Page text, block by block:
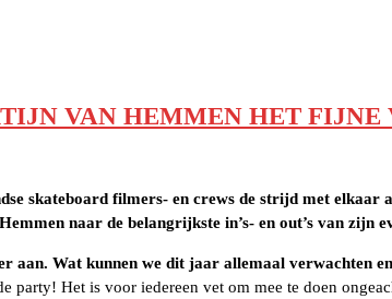
VAN HEMMEN HET FIJNE
skateboard filmers- en crews de strijd met
naar de belangrijkste in’s- en out’s van zijn
aan. Wat kunnen we dit jaar allemaal verwachten
party! Het is voor iedereen vet om mee te doen